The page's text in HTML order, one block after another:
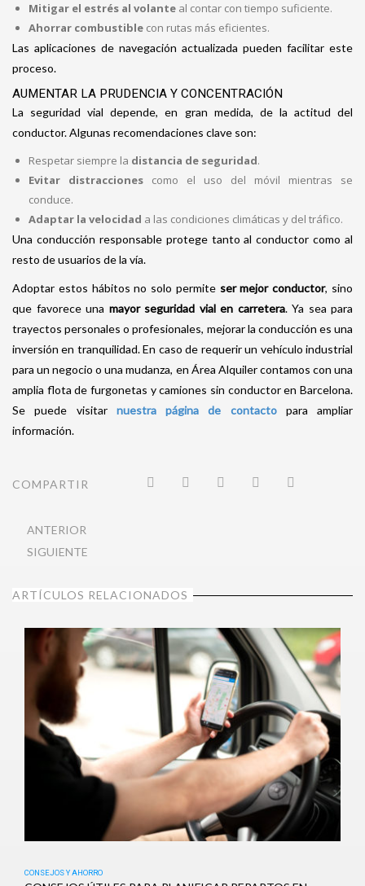
Mitigar el estrés al volante al contar con tiempo suficiente.
Ahorrar combustible con rutas más eficientes.
Las aplicaciones de navegación actualizada pueden facilitar este
proceso.
AUMENTAR LA PRUDENCIA Y CONCENTRACIÓN
La seguridad vial depende, en gran medida, de la actitud del
conductor. Algunas recomendaciones clave son:
Respetar siempre la distancia de seguridad.
Evitar distracciones como el uso del móvil mientras se
conduce.
Adaptar la velocidad a las condiciones climáticas y del tráfico.
Una conducción responsable protege tanto al conductor como al
resto de usuarios de la vía.
Adoptar estos hábitos no solo permite ser mejor conductor, sino
que favorece una mayor seguridad vial en carretera. Ya sea para
trayectos personales o profesionales, mejorar la conducción es una
inversión en tranquilidad. En caso de requerir un vehículo industrial
para un negocio o una mudanza, en Área Alquiler contamos con una
amplia flota de furgonetas y camiones sin conductor en Barcelona.
Se puede visitar nuestra página de contactopara ampliar
información.
COMPARTIR
ANTERIOR
SIGUIENTE
ARTÍCULOS RELACIONADOS
CONSEJOS Y AHORRO